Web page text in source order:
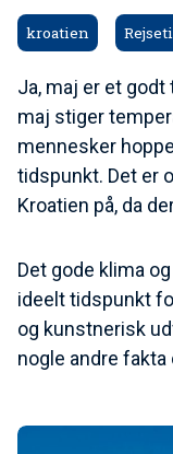
kroatien
Ja, maj er et
maj stiger
mennesker
tidspunkt. Det er
Kroatien på, da
Det gode klima
ideelt tidspunkt
og kunstnerisk
nogle andre fakta